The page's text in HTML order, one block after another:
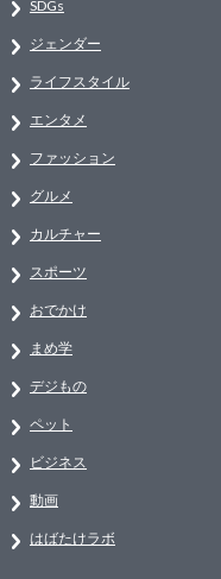
SDGs
ジェンダー
ライフスタイル
エンタメ
ファッション
グルメ
カルチャー
スポーツ
おでかけ
まめ学
デジもの
ペット
ビジネス
動画
はばたけラボ